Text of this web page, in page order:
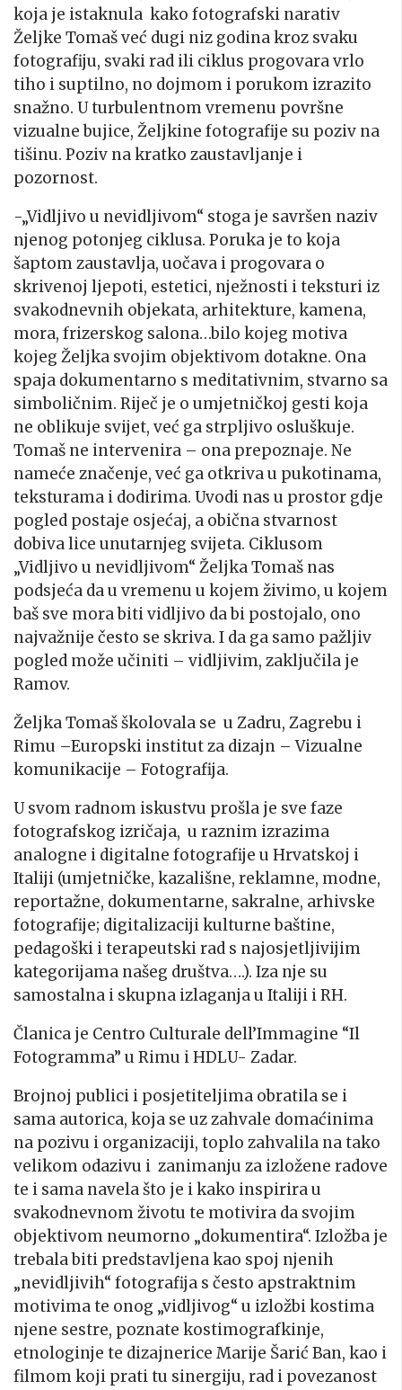
koja je istaknula kako fotografski narativ
Željke Tomaš već dugi niz godina kroz svaku
fotografiju, svaki rad ili ciklus progovara vrlo
tiho i suptilno, no dojmom i porukom izrazito
snažno. U turbulentnom vremenu površne
vizualne bujice, Željkine fotografije su poziv na
tišinu. Poziv na kratko zaustavljanje i
pozornost.
-„Vidljivo u nevidljivom“ stoga je savršen naziv
njenog potonjeg ciklusa. Poruka je to koja
šaptom zaustavlja, uočava i progovara o
skrivenoj ljepoti, estetici, nježnosti i teksturi iz
svakodnevnih objekata, arhitekture, kamena,
mora, frizerskog salona…bilo kojeg motiva
kojeg Željka svojim objektivom dotakne. Ona
spaja dokumentarno s meditativnim, stvarno sa
simboličnim. Riječ je o umjetničkoj gesti koja
ne oblikuje svijet, već ga strpljivo osluškuje.
Tomaš ne intervenira – ona prepoznaje. Ne
nameće značenje, već ga otkriva u pukotinama,
teksturama i dodirima. Uvodi nas u prostor gdje
pogled postaje osjećaj, a obična stvarnost
dobiva lice unutarnjeg svijeta. Ciklusom
„Vidljivo u nevidljivom“ Željka Tomaš nas
podsjeća da u vremenu u kojem živimo, u kojem
baš sve mora biti vidljivo da bi postojalo, ono
najvažnije često se skriva. I da ga samo pažljiv
pogled može učiniti – vidljivim, zaključila je
Ramov.
Željka Tomaš školovala se u Zadru, Zagrebu i
Rimu –Europski institut za dizajn – Vizualne
komunikacije – Fotografija.
U svom radnom iskustvu prošla je sve faze
fotografskog izričaja, u raznim izrazima
analogne i digitalne fotografije u Hrvatskoj i
Italiji (umjetničke, kazališne, reklamne, modne,
reportažne, dokumentarne, sakralne, arhivske
fotografije; digitalizaciji kulturne baštine,
pedagoški i terapeutski rad s najosjetljivijim
kategorijama našeg društva….). Iza nje su
samostalna i skupna izlaganja u Italiji i RH.
Članica je Centro Culturale dell’Immagine “Il
Fotogramma” u Rimu i HDLU- Zadar.
Brojnoj publici i posjetiteljima obratila se i
sama autorica, koja se uz zahvale domaćinima
na pozivu i organizaciji, toplo zahvalila na tako
velikom odazivu i zanimanju za izložene radove
te i sama navela što je i kako inspirira u
svakodnevnom životu te motivira da svojim
objektivom neumorno „dokumentira“. Izložba je
trebala biti predstavljena kao spoj njenih
„nevidljivih“ fotografija s često apstraktnim
motivima te onog „vidljivog“ u izložbi kostima
njene sestre, poznate kostimografkinje,
etnologinje te dizajnerice Marije Šarić Ban, kao i
filmom koji prati tu sinergiju, rad i povezanost